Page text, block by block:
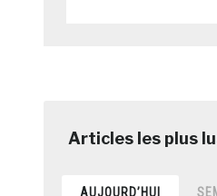
AUJOURD’HUI